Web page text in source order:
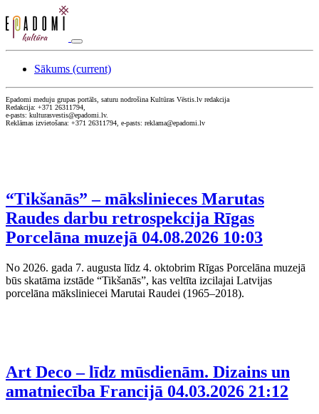
Sākums (current)
Epadomi meduju grupas portāls, saturu nodrošina Kultūras Vēstis.lv redakcija
Redakcija: +371 26311794,
e-pasts: kulturasvestis@epadomi.lv.
Reklāmas izvietošana: +371 26311794, e-pasts: reklama@epadomi.lv
“Tikšanās” – mākslinieces Marutas
Raudes darbu retrospekcija Rīgas
Porcelāna muzejā 04.08.2026 10:03
No 2026. gada 7. augusta līdz 4. oktobrim Rīgas Porcelāna muzejā
būs skatāma izstāde “Tikšanās”, kas veltīta izcilajai Latvijas
porcelāna māksliniecei Marutai Raudei (1965–2018).
Art Deco – līdz mūsdienām. Dizains un
amatniecība Francijā 04.03.2026 21:12